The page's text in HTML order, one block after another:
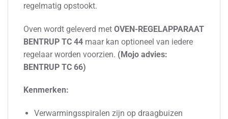
regelmatig opstookt.
Oven wordt geleverd met OVEN-REGELAPPARAAT
BENTRUP TC 44 maar kan optioneel van iedere
regelaar worden voorzien. (Mojo advies:
BENTRUP TC 66)
Kenmerken:
Verwarmingsspiralen zijn op draagbuizen